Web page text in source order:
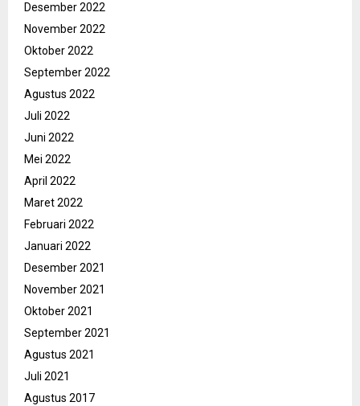
Desember 2022
November 2022
Oktober 2022
September 2022
Agustus 2022
Juli 2022
Juni 2022
Mei 2022
April 2022
Maret 2022
Februari 2022
Januari 2022
Desember 2021
November 2021
Oktober 2021
September 2021
Agustus 2021
Juli 2021
Agustus 2017